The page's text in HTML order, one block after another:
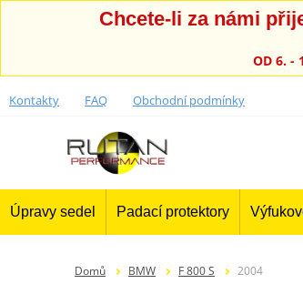
Chcete-li za námi
OD 6. -
Kontakty FAQ Obchodní podmínky
Úpravy sedel Padací protektory
Domů BMW F 800 S 2004